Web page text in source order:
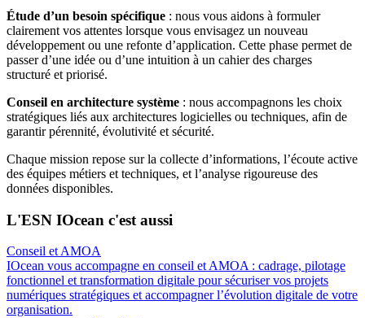
Étude d’un besoin spécifique : nous vous aidons à formuler
clairement vos attentes lorsque vous envisagez un nouveau
développement ou une refonte d’application. Cette phase permet de
passer d’une idée ou d’une intuition à un cahier des charges
structuré et priorisé.
Conseil en architecture système : nous accompagnons les choix
stratégiques liés aux architectures logicielles ou techniques, afin de
garantir pérennité, évolutivité et sécurité.
Chaque mission repose sur la collecte d’informations, l’écoute active
des équipes métiers et techniques, et l’analyse rigoureuse des
données disponibles.
L'ESN IOcean c'est aussi
Conseil et AMOA
IOcean vous accompagne en conseil et AMOA : cadrage, pilotage
fonctionnel et transformation digitale pour sécuriser vos projets
numériques stratégiques et accompagner l’évolution digitale de votre
organisation.